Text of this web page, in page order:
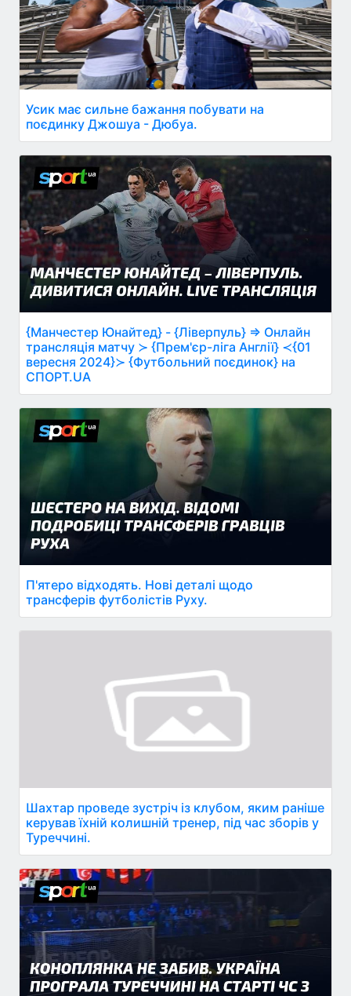
Усик має сильне бажання побувати на
поєдинку Джошуа - Дюбуа.
{Манчестер Юнайтед} - {Ліверпуль} ⇒ Онлайн
трансляція матчу ≻ {Прем'єр-ліга Англії} ≺{01
вересня 2024}≻ {Футбольний поєдинок} на
СПОРТ.UA
П'ятеро відходять. Нові деталі щодо
трансферів футболістів Руху.
Шахтар проведе зустріч із клубом, яким раніше
керував їхній колишній тренер, під час зборів у
Туреччині.